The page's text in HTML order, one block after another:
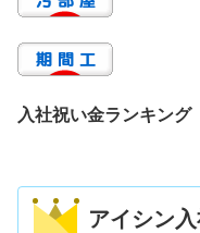
入社祝い金ランキング
アイシン